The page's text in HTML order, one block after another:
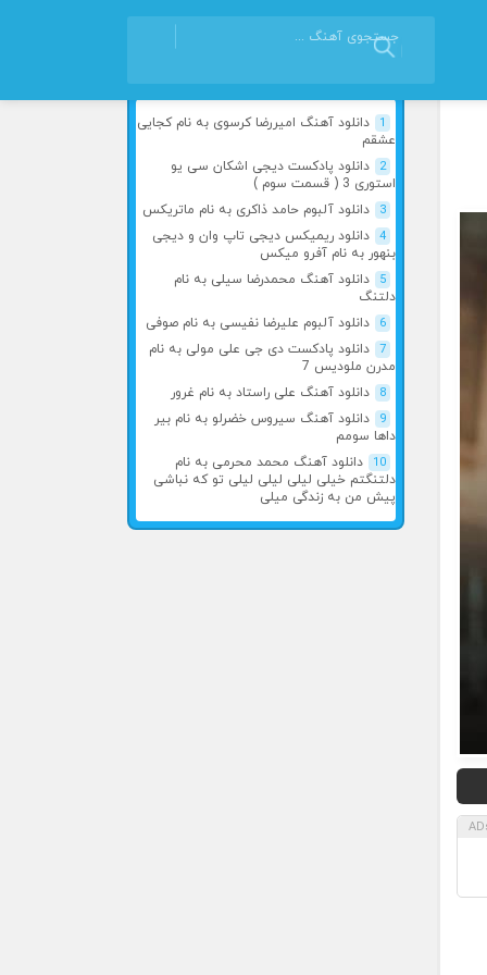
1
دانلود آهنگ امیررضا کرسوی به نام کجایی
عشقم
2
دانلود پادکست دیجی اشکان سی یو
استوری 3 ( قسمت سوم )
3
دانلود آلبوم حامد ذاکری به نام ماتریکس
4 دانلود ریمیکس دیجی تاپ وان و دیجی
بنهور به نام آفرو میکس
5
دانلود آهنگ محمدرضا سیلی به نام
دلتنگ
6
دانلود آلبوم علیرضا نفیسی به نام صوفی
7 دانلود پادکست دی جی علی مولی به نام
مدرن ملودیس 7
8
دانلود آهنگ علی راستاد به نام غرور
9
دانلود آهنگ سیروس خضرلو به نام بیر
داها سومم
10
دانلود آهنگ محمد محرمی به نام
دلتنگتم خیلی لیلی لیلی لیلی تو که نباشی
پیش من به زندگی میلی